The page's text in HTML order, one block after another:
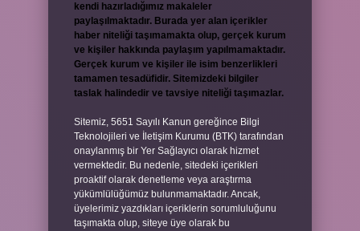
kendi hazırladığımız makaleler
paylaşılmaktadır. Burada yer alan içerikler
haber niteliği taşımamakta olup, gerçek kurum
ve kişiler hakkında paylaşım yapılmamaktadır.
Gerçek kurum ve kişiler ile isim benzerlikleri
tamamen tesadüfidir. Sitemizdeki bilgiler
taslak halindedir ve tavsiye niteliği taşımazlar.
Sitemiz, 5651 Sayılı Kanun gereğince Bilgi
Teknolojileri ve İletişim Kurumu (BTK) tarafından
onaylanmış bir Yer Sağlayıcı olarak hizmet
vermektedir. Bu nedenle, sitedeki içerikleri
proaktif olarak denetleme veya araştırma
yükümlülüğümüz bulunmamaktadır. Ancak,
üyelerimiz yazdıkları içeriklerin sorumluluğunu
taşımakta olup, siteye üye olarak bu